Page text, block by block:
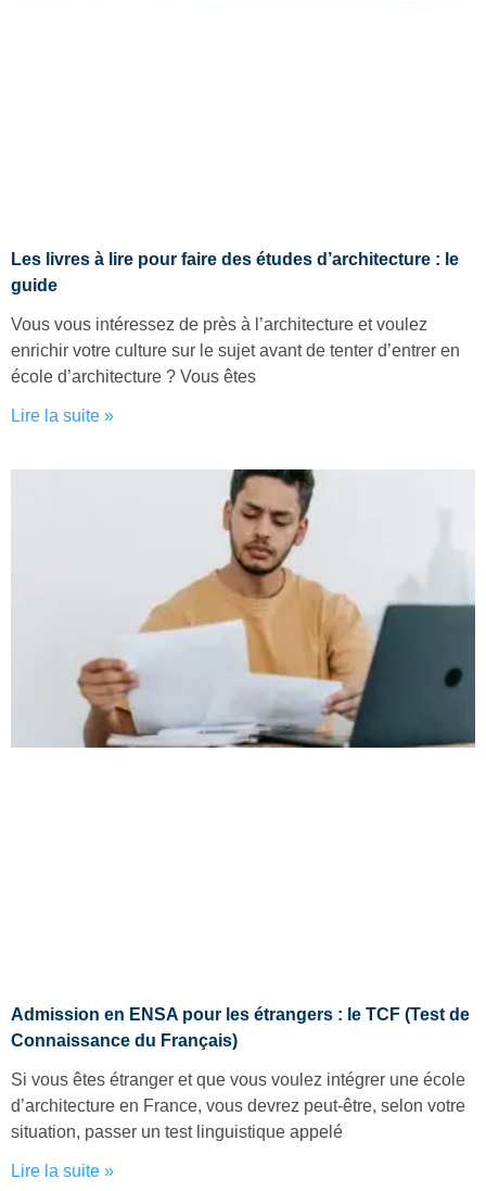
Les livres à lire pour faire des études d’architecture : le
guide
Vous vous intéressez de près à l’architecture et voulez
enrichir votre culture sur le sujet avant de tenter d’entrer en
école d’architecture ? Vous êtes
Lire la suite »
Admission en ENSA pour les étrangers : le TCF (Test de
Connaissance du Français)
Si vous êtes étranger et que vous voulez intégrer une école
d’architecture en France, vous devrez peut-être, selon votre
situation, passer un test linguistique appelé
Lire la suite »